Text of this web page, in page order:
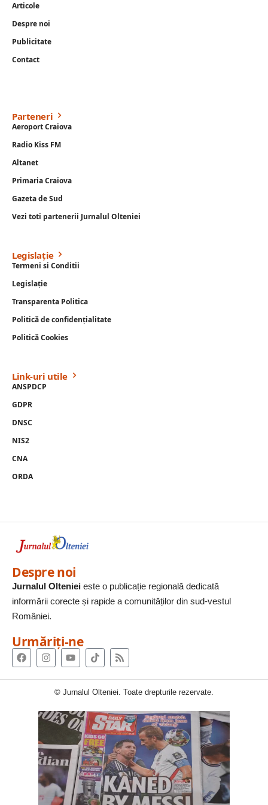
Articole
Despre noi
Publicitate
Contact
Parteneri
Aeroport Craiova
Radio Kiss FM
Altanet
Primaria Craiova
Gazeta de Sud
Vezi toti partenerii Jurnalul Olteniei
Legislație
Termeni si Conditii
Legislație
Transparenta Politica
Politică de confidențialitate
Politică Cookies
Link-uri utile
ANSPDCP
GDPR
DNSC
NIS2
CNA
ORDA
Despre noi
Jurnalul Olteniei este o publicație regională dedicată
informării corecte și rapide a comunităților din sud-vestul
României.
Urmăriți-ne
© Jurnalul Olteniei. Toate drepturile rezervate.